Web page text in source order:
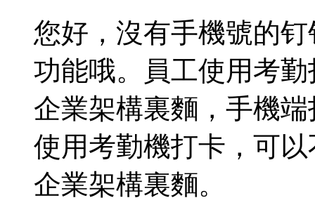
您好，沒有手機號的
功能哦。員工使用考
企業架構裏麵，手機
使用考勤機打卡，可
企業架構裏麵。